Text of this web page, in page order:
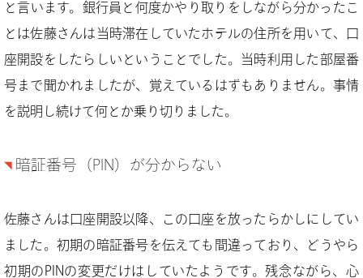
と言います。銀行員と何度かやり取りをしながら分かったこ
とは佐藤さんは当時滞在していたホテルの住所を用いて、口
座開設をしたらしいということでした。当時利用した部屋番
号まで聞かれましたが、覚えているはずもありません。事情
を説明し続けて何とか乗り切りました。
暗証番号（PIN）が分からない
佐藤さんは口座開設以降、この口座を放ったらかしにしてい
ました。初期の暗証番号を伝えても間違っており、どうやら
初期のPINの変更だけはしていたようです。残念ながら、心